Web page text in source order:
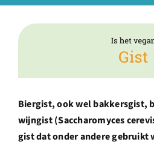
Veganisme
Doe ook mee
Biergist, ook wel bakkersgist,
wijngist (Saccharomyces
gist dat onder andere gebruikt